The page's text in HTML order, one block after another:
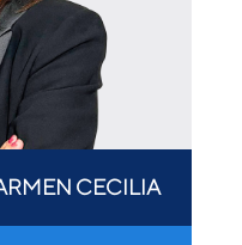
CECILIA